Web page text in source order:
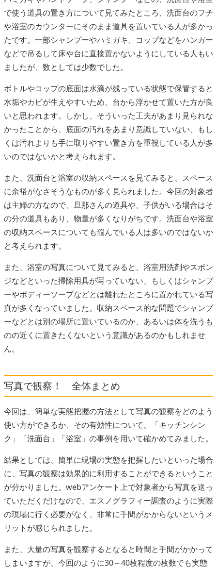
で使う道具の置き方について見てみたところ、洗面台のフチ
や浴室のカウンターにそのまま道具を置いている人が多かっ
たです。一部シャンプーやハミガキ、コップなどをハンガー
などで吊るして床や台に直接置かないようにしている人もい
ましたが、数としては少数でした。
ボトルやコップの底面は水滴が残っている状態で保管すると
水垢やカビが生えやすいため、台から浮かせて置いた方が良
いと思われます。しかし、そういった工夫があまり見られな
かったことから、底面の汚れをあまり意識していない、もし
くは汚れよりも手に取りやすい置き方を重視している人が多
いのではないかと考えられます。
また、洗面台と浴室の収納スペースを見てみると、スペース
に余裕がなさそうなものが多く見られました。今回の対象者
は主婦の方なので、旦那さんの道具や、子供がいる場合はそ
の分の道具もあり、物量が多くなりがちです。洗面台や浴室
の収納スペースについても悩んでいる人は多いのではないか
と考えられます。
また、浴室の写真について見てみると、浴室用洗剤やスポン
ジなどといった掃除用具が写っていない、もしくはシャンプ
ーやボディーソープなどとは離れたところに置かれている写
真が多くなっていました。収納スペース的な問題でシャンプ
ーなどとは別の場所に置いているのか、あるいは体を洗うも
のの近くに置きたくないという意識があるのかもしれませ
ん。
写真で観察！ 全体まとめ
今回は、簡単な実態把握の方法として写真の観察をどのよう
使い方ができるか、その有効性について、「キッチンシン
ク」「洗面台」「浴室」の事例を用いて確かめてみました。
結果としては、簡単に現場の実態を把握したいといった場合
に、写真の観察は効果的に利用することができるということ
が分かりました。webアンケート上で対象者から写真を送っ
ていただくだけなので、エスノグラフィー調査のように実際
の現場に行く必要がなく、非常に手間がかからないというメ
リットが感じられました。
また、大量の写真を観察するとなると時間と手間がかかって
しまいますが、今回のように30～40枚程度の枚数でも実態